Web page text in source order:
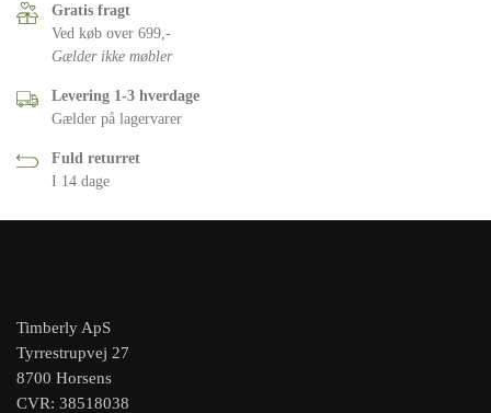
Gratis fragt
Ved køb over 699,-
Gælder ikke møbler
Levering 1-3 hverdage
Gælder på lagervarer
Fuld returret
I 14 dage
Timberly ApS
Tyrrestrupvej 27
8700 Horsens
CVR: 38518038